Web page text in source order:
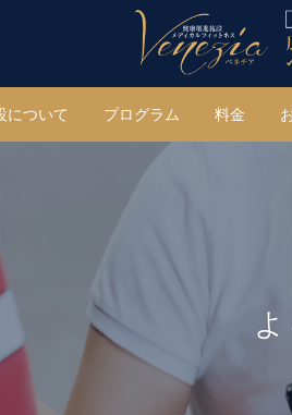
について プログラム 料金